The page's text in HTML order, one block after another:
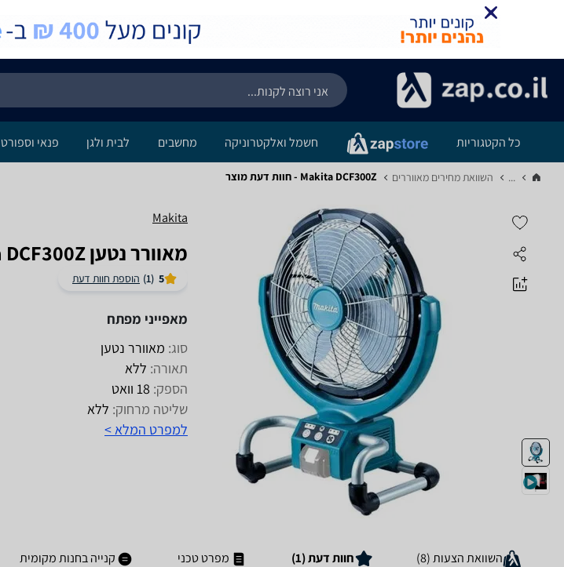
כל הקטגוריות חשמל ואלקטרוניקה מחשבים לבית ולגן פנאי וספורט
... השוואת מחירים מאווררים‏ Makita DCF300Z - חוות דעת מוצר
Makita
‏מאוורר נטען Makita DCF300Z מקיטה
5
(1) הוספת חוות דעת
מאפייני מפתח
סוג: מאוורר נטען
תאורה: ללא
הספק: 18 וואט
שליטה מרחוק: ללא
למפרט המלא >
השוואת הצעות (8) חוות דעת (1) מפרט טכני קנייה בחנות מקומית